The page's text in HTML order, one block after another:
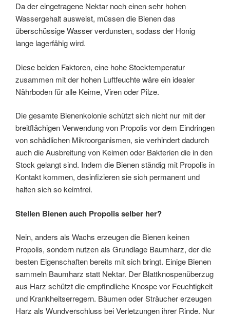
Da der eingetragene Nektar noch einen sehr hohen
Wassergehalt ausweist, müssen die Bienen das
überschüssige Wasser verdunsten, sodass der Honig
lange lagerfähig wird.
Diese beiden Faktoren, eine hohe Stocktemperatur
zusammen mit der hohen Luftfeuchte wäre ein idealer
Nährboden für alle Keime, Viren oder Pilze.
Die gesamte Bienenkolonie schützt sich nicht nur mit der
breitflächigen Verwendung von Propolis vor dem Eindringen
von schädlichen Mikroorganismen, sie verhindert dadurch
auch die Ausbreitung von Keimen oder Bakterien die in den
Stock gelangt sind. Indem die Bienen ständig mit Propolis in
Kontakt kommen, desinfizieren sie sich permanent und
halten sich so keimfrei.
Stellen Bienen auch Propolis selber her?
Nein, anders als Wachs erzeugen die Bienen keinen
Propolis, sondern nutzen als Grundlage Baumharz, der die
besten Eigenschaften bereits mit sich bringt. Einige Bienen
sammeln Baumharz statt Nektar. Der Blattknospenüberzug
aus Harz schützt die empfindliche Knospe vor Feuchtigkeit
und Krankheitserregern. Bäumen oder Sträucher erzeugen
Harz als Wundverschluss bei Verletzungen ihrer Rinde. Nur